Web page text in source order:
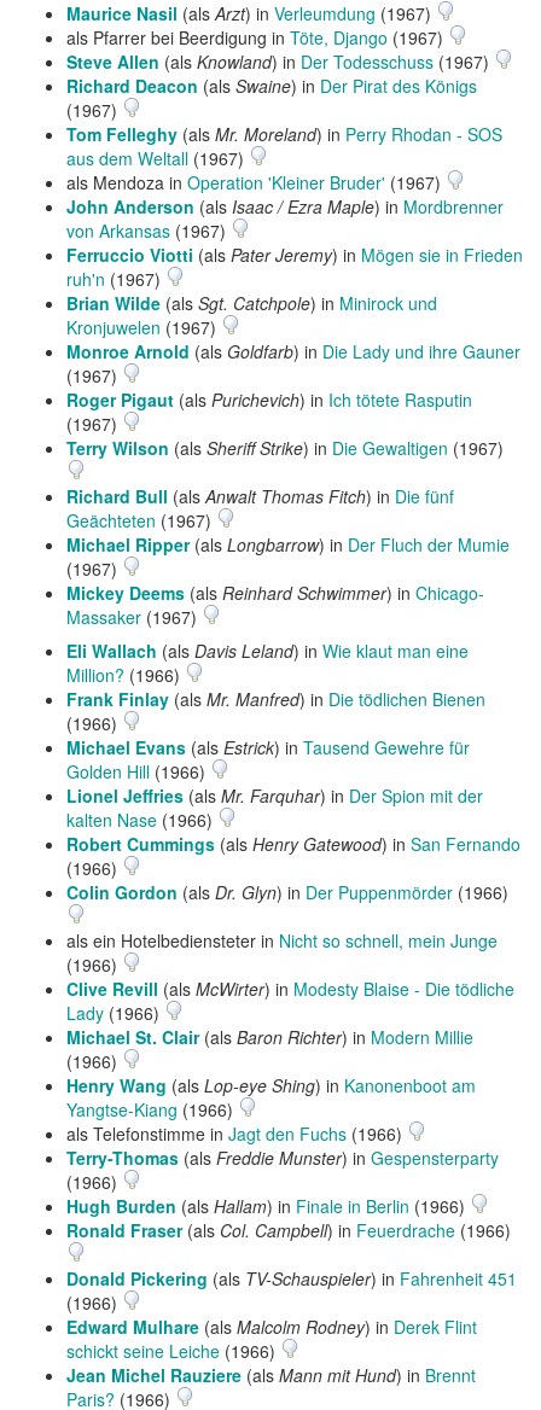
Maurice Nasil (alsArzt) in Verleumdung (1967)
als Pfarrer bei Beerdigung in Töte, Django (1967)
Steve Allen (als Knowland) in Der Todesschuss (1967)
Richard Deacon (als Swaine) in Der Pirat des Königs
(1967)
Tom Felleghy (als Mr. Moreland) in Perry Rhodan - SOS
aus dem Weltall (1967)
als Mendoza in Operation 'Kleiner Bruder' (1967)
John Anderson (als Isaac / Ezra Maple) in Mordbrenner
von Arkansas (1967)
Ferruccio Viotti (als Pater Jeremy) in Mögen sie in Frieden
ruh'n (1967)
Brian Wilde (als Sgt. Catchpole) in Minirock und
Kronjuwelen (1967)
Monroe Arnold (als Goldfarb) in Die Lady und ihre Gauner
(1967)
Roger Pigaut (als Purichevich) in Ich tötete Rasputin
(1967)
Terry Wilson (als Sheriff Strike) in Die Gewaltigen (1967)
Richard Bull (alsAnwalt Thomas Fitch) in Die fünf
Geächteten (1967)
Michael Ripper(als Longbarrow) in Der Fluch der Mumie
(1967)
Mickey Deems (als Reinhard Schwimmer) in Chicago-
Massaker (1967)
Eli Wallach (als Davis Leland) in Wie klaut man eine
Million? (1966)
Frank Finlay (als Mr. Manfred) in Die tödlichen Bienen
(1966)
Michael Evans (als Estrick) in Tausend Gewehre für
Golden Hill (1966)
Lionel Jeffries (als Mr. Farquhar) in Der Spion mit der
kalten Nase (1966)
Robert Cummings (als Henry Gatewood) in San Fernando
(1966)
Colin Gordon (als Dr. Glyn) in Der Puppenmörder (1966)
als ein Hotelbediensteter in Nicht so schnell, mein Junge
(1966)
Clive Revill (als McWirter) in Modesty Blaise - Die tödliche
Lady (1966)
Michael St. Clair(als Baron Richter) in Modern Millie
(1966)
Henry Wang (als Lop-eye Shing) in Kanonenboot am
Yangtse-Kiang (1966)
als Telefonstimme in Jagt den Fuchs (1966)
Terry-Thomas (als Freddie Munster) in Gespensterparty
(1966)
Hugh Burden (als Hallam) in Finale in Berlin (1966)
Ronald Fraser(als Col. Campbell) in Feuerdrache (1966)
Donald Pickering (als TV-Schauspieler) in Fahrenheit 451
(1966)
Edward Mulhare (als Malcolm Rodney) in Derek Flint
schickt seine Leiche (1966)
Jean Michel Rauziere (als Mann mit Hund) in Brennt
Paris? (1966)